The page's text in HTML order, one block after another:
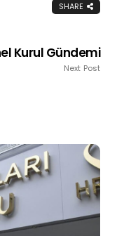
SHARE
Kurul Gündemi
Next Post
Birbirine
/ Sine Akbay